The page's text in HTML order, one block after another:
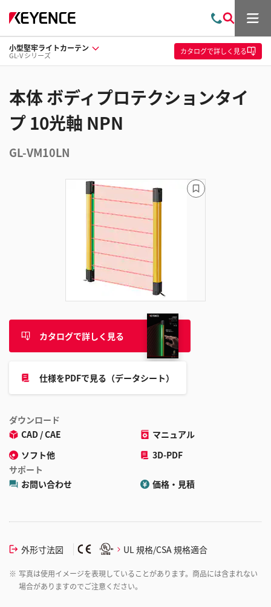
問
い
合
わ
索
メ
ュ
ー
小型堅牢ライトカーテン
GL-V シリーズ カタログで詳しく見る
本体 ボディプロテクションタイ
プ 10光軸 NPN
GL-VM10LN
カタログで詳しく見る
仕様をPDFで見る（データシート）
ダウンロード
CAD / CAE
マニュアル
ソフト他
3D-PDF
サポート
お問い合わせ
価格・見積
外形寸法図 UL 規格/CSA 規格適合
※ 写真は使用イメージを表現していることがあります。商品には含まれない
場合がありますのでご注意ください。
ブ
ッ